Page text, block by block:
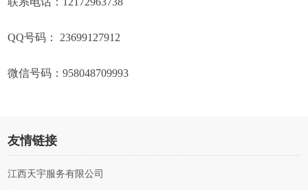
QQ号码： 23699127912
微信号码：958048709993
友情链接
江西天宇服务有限公司